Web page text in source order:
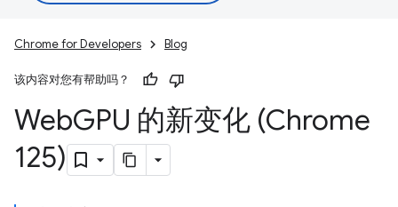
Chrome for Developers Blog
该内容对您有帮助吗？
WebGPU 的新变化 (Chrome
125)